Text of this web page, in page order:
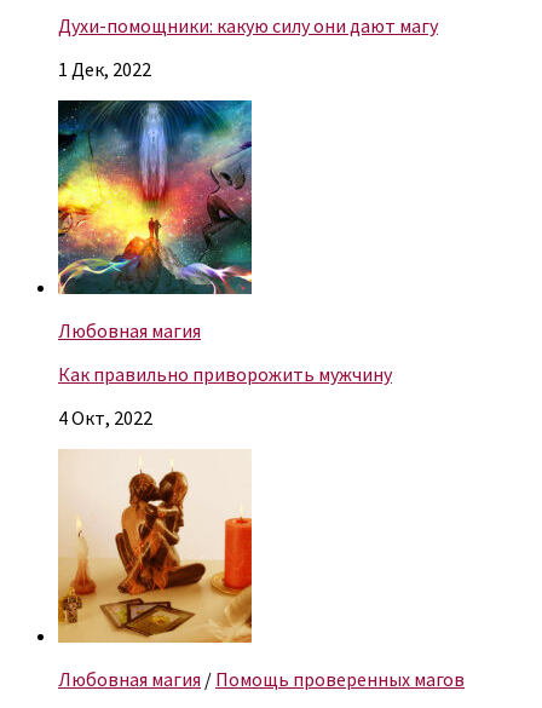
Духи-помощники: какую силу они дают магу
1 Дек, 2022
Любовная магия
Как правильно приворожить мужчину
4 Окт, 2022
Любовная магия / Помощь проверенных магов